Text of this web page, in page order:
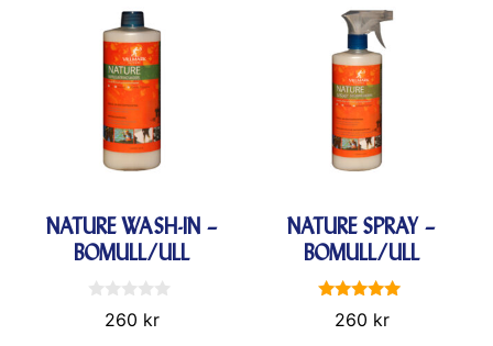
NATURE WASH-IN –
BOMULL/ULL
260 kr
NATURE SPRAY –
BOMULL/ULL
5.00
av 5
260 kr